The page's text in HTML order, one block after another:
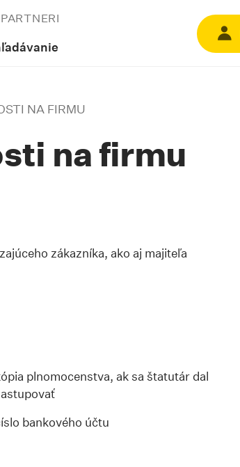
PARTNERI
NA FIRMU
na firmu
zákazníka, ako aj majiteľa
plnomocenstva, ak sa štatutár dal
bankového účtu